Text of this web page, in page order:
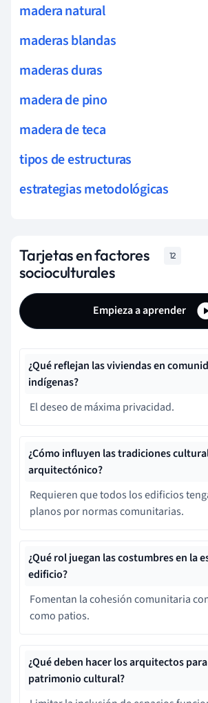
madera natural
maderas blandas
maderas duras
madera de pino
madera de teca
tipos de estructuras
estrategias metodológicas
Tarjetas en factores
socioculturales
12
Empieza a aprender
¿Qué reflejan las viviendas en
indígenas?
El deseo de máxima privacidad.
¿Cómo influyen las tradiciones
arquitectónico?
Requieren que todos los edificios
planos por normas comunitarias.
¿Qué rol juegan las costumbres en la
edificio?
Fomentan la cohesión comunitaria
como patios.
¿Qué deben hacer los arquitectos
patrimonio cultural?